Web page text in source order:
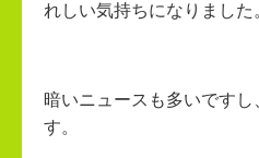
れしい気持ちになりました
暗いニュースも多いです
す。